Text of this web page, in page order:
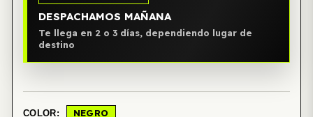
DESPACHAMOS MAÑANA
Te llega en 2 o 3 días, dependiendo lugar de
destino
COLOR: NEGRO